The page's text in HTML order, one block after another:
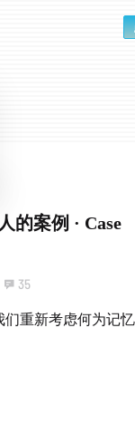
的案例 · Case
35
重新考虑何为记忆